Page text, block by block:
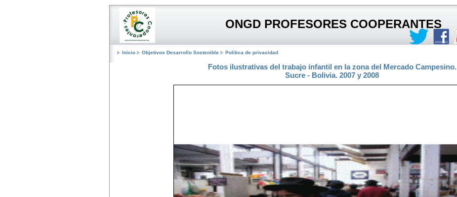
ONGD PROFESORES COOPERANTES
Inicio Objetivos Desarrollo Sostenible Política de privacidad
Fotos ilustrativas del trabajo infantil en la zona del Mercado Campesino.
Sucre - Bolivia. 2007 y 2008